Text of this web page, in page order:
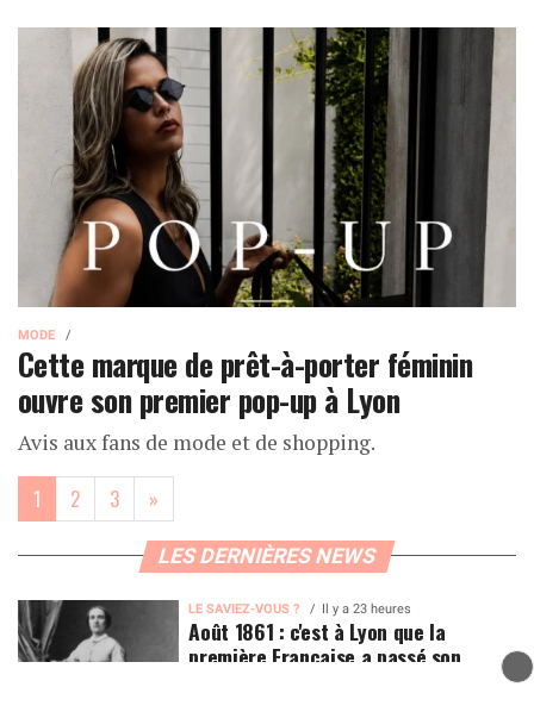
MODE
Cette marque de prêt-à-porter féminin
ouvre son premier pop-up à Lyon
Avis aux fans de mode et de shopping.
1 (current)
2 3 »
LES DERNIÈRES NEWS
LE SAVIEZ-VOUS ? Il y a 23 heures
Août 1861 : c'est à Lyon que la
première Française a passé son